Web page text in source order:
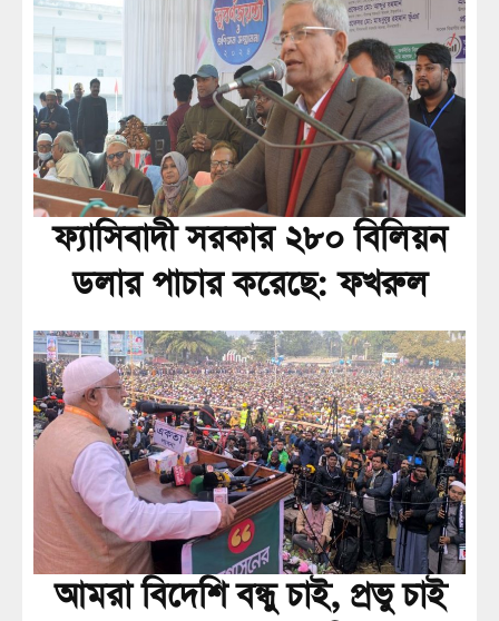
ফ্যাসিবাদী সরকার ২৮০ বিলিয়ন
ডলার পাচার করেছে: ফখরুল
আমরা বিদেশি বন্ধু চাই, প্রভু চাই